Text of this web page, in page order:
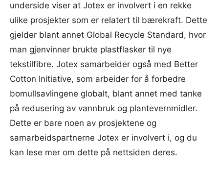
underside viser at Jotex er involvert i en rekke
ulike prosjekter som er relatert til bærekraft. Dette
gjelder blant annet Global Recycle Standard, hvor
man gjenvinner brukte plastflasker til nye
tekstilfibre. Jotex samarbeider også med Better
Cotton Initiative, som arbeider for å forbedre
bomullsavlingene globalt, blant annet med tanke
på redusering av vannbruk og plantevernmidler.
Dette er bare noen av prosjektene og
samarbeidspartnerne Jotex er involvert i, og du
kan lese mer om dette på nettsiden deres.